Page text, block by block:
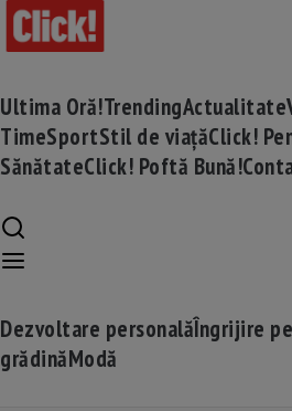
Ultima Oră!TrendingActualitate
TimeSportStil de viațăClick!
SănătateClick! Poftă Bună!
Dezvoltare personalăÎngrijire
grădinăModă